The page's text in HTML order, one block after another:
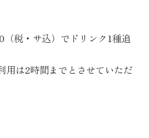
税・サ込）でドリンク1種追
は2時間までとさせていただ